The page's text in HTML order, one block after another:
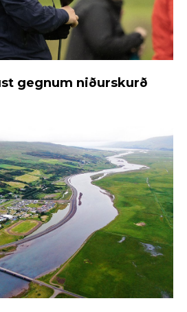
gegnum niðurskurð